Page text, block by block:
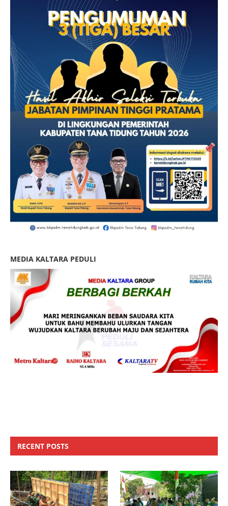
MEDIA KALTARA PEDULI
RECENT POSTS